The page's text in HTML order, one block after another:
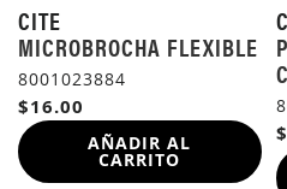
CITE
MICROBROCHA FLEXIBLE
8001023884
$16.00
AÑADIR AL
CARRITO